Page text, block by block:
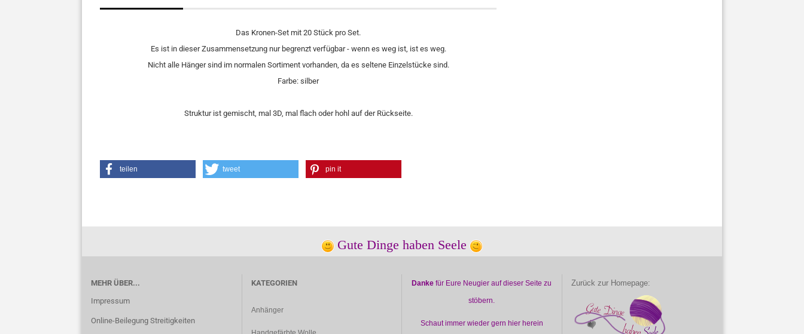
Das Kronen-Set mit 20 Stück pro Set.
Es ist in dieser Zusammensetzung nur begrenzt verfügbar - wenn es weg ist, ist es weg.
Nicht alle Hänger sind im normalen Sortiment vorhanden, da es seltene Einzelstücke sind.
Farbe: silber
Struktur ist gemischt, mal 3D, mal flach oder hohl auf der Rückseite.
teilen tweet pin it
Gute Dinge haben Seele
MEHR ÜBER...
Impressum
Online-Beilegung Streitigkeiten
KATEGORIEN
Anhänger
Danke für Eure Neugier auf dieser Seite zu
stöbern.
Schaut immer wieder gern hier herein
Zurück zur Homepage: